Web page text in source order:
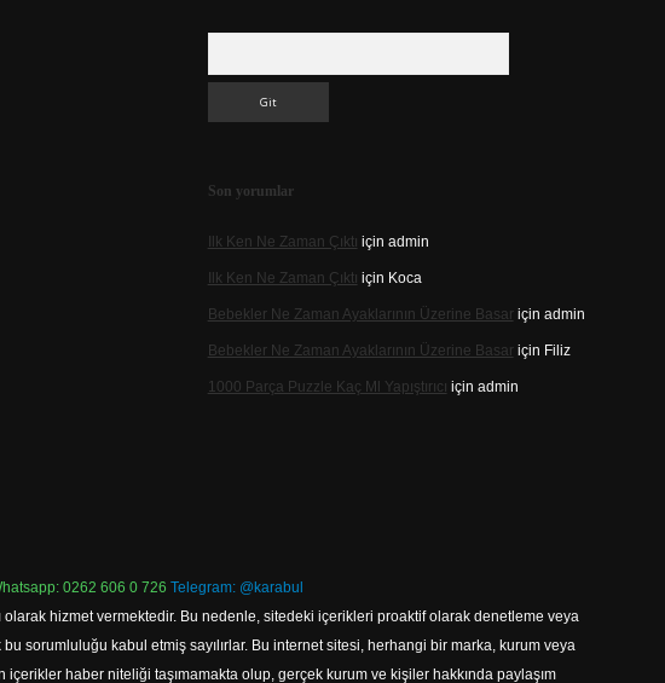
Son yorumlar
Ilk Ken Ne Zaman Çıktı için admin
Ilk Ken Ne Zaman Çıktı için Koca
Bebekler Ne Zaman Ayaklarının Üzerine Basariçin admin
Bebekler Ne Zaman Ayaklarının Üzerine Basariçin Filiz
1000 Parça Puzzle Kaç Ml Yapıştırıcı için admin
0262 606 0 726 Telegram: @karabul
olarak hizmet vermektedir. Bu nedenle, sitedeki içerikleri proaktif olarak denetleme veya
sorumluluğu kabul etmiş sayılırlar. Bu internet sitesi, herhangi bir marka, kurum veya
içerikler haber niteliği taşımamakta olup, gerçek kurum ve kişiler hakkında paylaşım